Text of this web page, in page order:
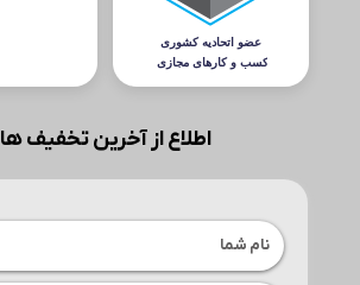
اطلاع از آخرین تخفیف ها